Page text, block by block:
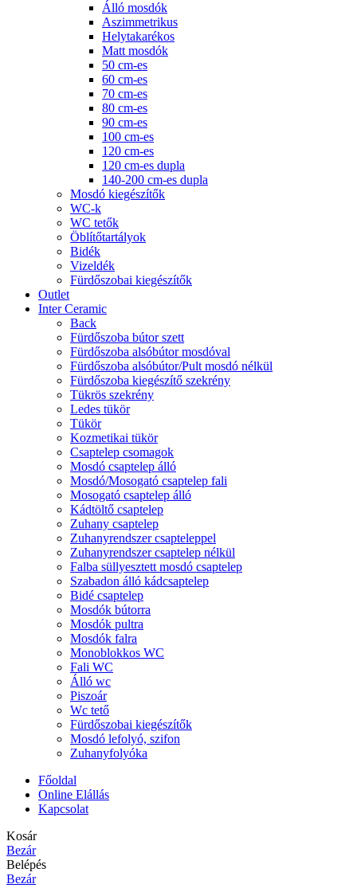
Álló mosdók
Aszimmetrikus
Helytakarékos
Matt mosdók
50 cm-es
60 cm-es
70 cm-es
80 cm-es
90 cm-es
100 cm-es
120 cm-es
120 cm-es dupla
140-200 cm-es dupla
Mosdó kiegészítők
WC-k
WC tetők
Öblítőtartályok
Bidék
Vizeldék
Fürdőszobai kiegészítők
Outlet
Inter Ceramic
Back
Fürdőszoba bútor szett
Fürdőszoba alsóbútor mosdóval
Fürdőszoba alsóbútor/Pult mosdó nélkül
Fürdőszoba kiegészítő szekrény
Tükrös szekrény
Ledes tükör
Tükör
Kozmetikai tükör
Csaptelep csomagok
Mosdó csaptelep álló
Mosdó/Mosogató csaptelep fali
Mosogató csaptelep álló
Kádtöltő csaptelep
Zuhany csaptelep
Zuhanyrendszer csapteleppel
Zuhanyrendszer csaptelep nélkül
Falba süllyesztett mosdó csaptelep
Szabadon álló kádcsaptelep
Bidé csaptelep
Mosdók bútorra
Mosdók pultra
Mosdók falra
Monoblokkos WC
Fali WC
Álló wc
Piszoár
Wc tető
Fürdőszobai kiegészítők
Mosdó lefolyó, szifon
Zuhanyfolyóka
Főoldal
Online Elállás
Kapcsolat
Kosár
Bezár
Belépés
Bezár